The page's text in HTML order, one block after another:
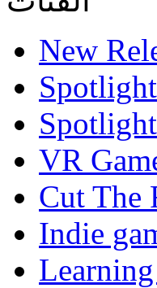
New
VR
Cut The
Indie